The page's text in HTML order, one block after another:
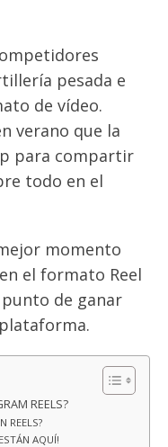
pesada e
de vídeo.
verano que la
para compartir
todo en el
momento
el formato Reel
de ganar
REELS?
REELS?
AQUÍ!